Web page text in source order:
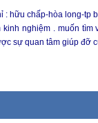
: hữu chấp-hòa long-
nghiệm . muốn
sự quan tâm giúp đỡ